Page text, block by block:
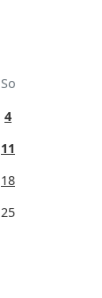
So
4
11
18
25